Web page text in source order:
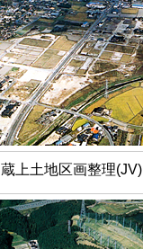
蔵上土地区画整理(JV)